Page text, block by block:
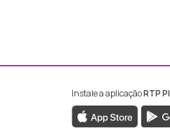
da RTP Madeira
da RTP
Instale a aplicaçãoRTP